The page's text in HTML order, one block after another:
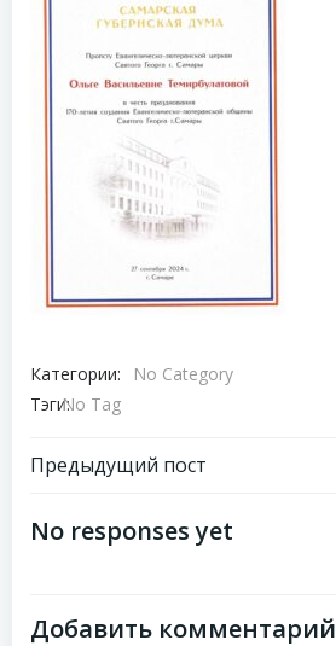
Категории:
No Category
Тэги:No Tag
Навигация
по
Предыдущий пост
No responses yet
Добавить комментарий